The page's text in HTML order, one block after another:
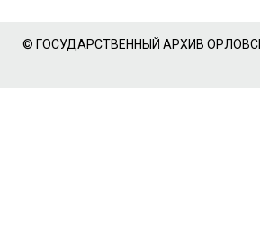
© ГОСУДАРСТВЕННЫЙ АРХИВ